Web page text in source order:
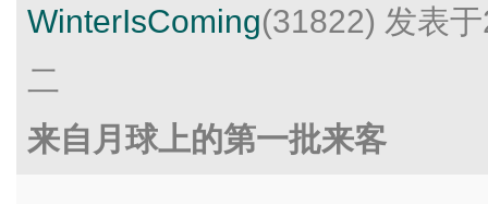
WinterIsComing(31822) 发表
二
来自月球上的第一批来客